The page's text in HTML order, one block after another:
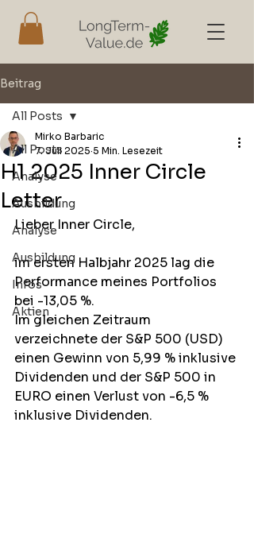
Beitrag
All Posts
Analyse
Ausbildung
Analyse
Ausbildung
Infos
Aktien
All Posts
H1 2025 Inner Circle
Letter
Mirko Barbaric
7. Juli 2025 5 Min. Lesezeit
Lieber Inner Circle,
im ersten Halbjahr 2025 lag die
Performance meines Portfolios
bei -13,05 %.
Im gleichen Zeitraum
verzeichnete der S&P 500 (USD)
einen Gewinn von 5,99 % inklusive
Dividenden und der S&P 500 in
EURO einen Verlust von -6,5 %
inklusive Dividenden.